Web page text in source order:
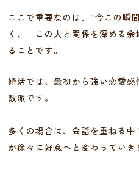
ここで重要なのは、“今この瞬
く、「この人と関係を深める
ることです。
婚活では、最初から強い恋愛
数派です。
多くの場合は、会話を重ねる
が徐々に好意へと変わっていき